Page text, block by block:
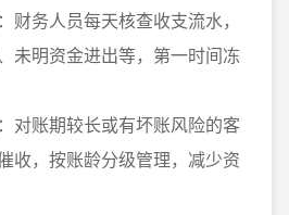
财务人员每天核查收支流水，
未明资金进出等，第一时间冻
对账期较长或有坏账风险的客
收，按账龄分级管理，减少资